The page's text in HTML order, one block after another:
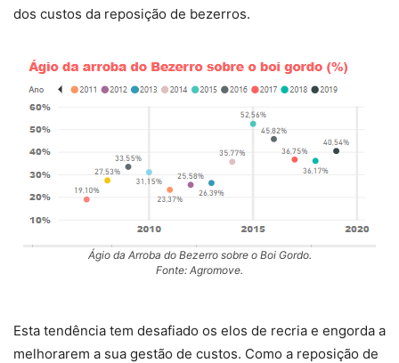
dos custos da reposição de bezerros.
Ágio da Arroba do Bezerro sobre o Boi Gordo.
Fonte: Agromove.
Esta tendência tem desafiado os elos de recria e engorda a
melhorarem a sua gestão de custos. Como a reposição de